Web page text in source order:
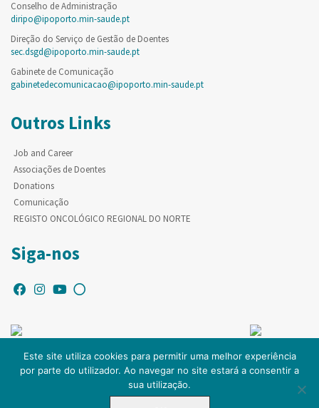
Conselho de Administração
diripo@ipoporto.min-saude.pt
Direção do Serviço de Gestão de Doentes
sec.dsgd@ipoporto.min-saude.pt
Gabinete de Comunicação
gabinetedecomunicacao@ipoporto.min-saude.pt
Outros Links
Job and Career
Associações de Doentes
Donations
Comunicação
REGISTO ONCOLÓGICO REGIONAL DO NORTE
Siga-nos
© Copyright IPO-PORTO. Todos os direitos reservados.
Este site utiliza cookies para permitir uma melhor experiência
por parte do utilizador. Ao navegar no site estará a consentir a
sua utilização.